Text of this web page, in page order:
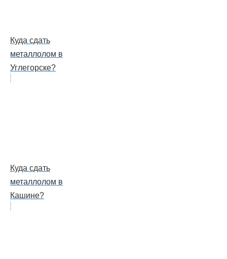
Куда сдать
металлолом в
Углегорске?
Куда сдать
металлолом в
Кашине?